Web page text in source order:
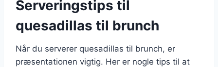
Serveringstips til
quesadillas til brunch
Når du serverer quesadillas til brunch, er
præsentationen vigtig. Her er nogle tips til at